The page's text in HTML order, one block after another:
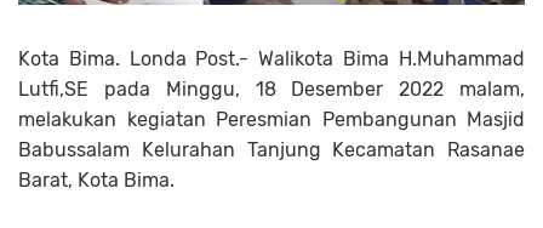
Kota Bima. Londa Post.- Walikota Bima H.Muhammad
Lutfi,SE pada Minggu, 18 Desember 2022 malam,
melakukan kegiatan Peresmian Pembangunan Masjid
Babussalam Kelurahan Tanjung Kecamatan Rasanae
Barat, Kota Bima.